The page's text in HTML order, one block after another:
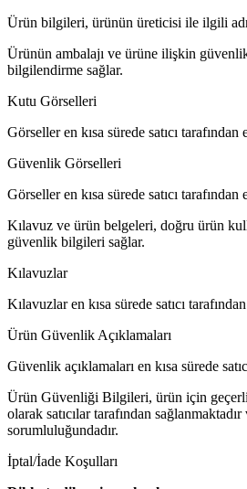
Ürün bilgileri, ürünün üreticisi ile ilgili
Ürünün ambalajı ve ürüne ilişkin güvenlik
bilgilendirme sağlar.
Kutu Görselleri
Görseller en kısa sürede satıcı tarafından
Güvenlik Görselleri
Görseller en kısa sürede satıcı tarafından
Kılavuz ve ürün belgeleri, doğru ürün
güvenlik bilgileri sağlar.
Kılavuzlar
Kılavuzlar en kısa sürede satıcı
Ürün Güvenlik Açıklamaları
Güvenlik açıklamaları en kısa sürede
Ürün Güvenliği Bilgileri, ürün için
olarak satıcılar tarafından sağlanmaktadır
sorumluluğundadır.
İptal/İade Koşulları